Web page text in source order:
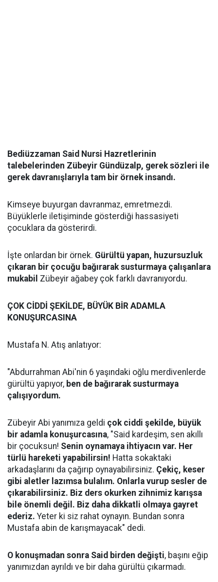
Bediüzzaman Said Nursi Hazretlerinin
talebelerinden Zübeyir Gündüzalp, gerek sözleri ile
gerek davranışlarıyla tam bir örnek insandı.
Kimseye buyurgan davranmaz, emretmezdi.
Büyüklerle iletişiminde gösterdiği hassasiyeti
çocuklara da gösterirdi.
İşte onlardan bir örnek. Gürültü yapan, huzursuzluk
çıkaran bir çocuğu bağırarak susturmaya çalışanlara
mukabil Zübeyir ağabey çok farklı davranıyordu.
ÇOK CİDDİ ŞEKİLDE, BÜYÜK BİR ADAMLA
KONUŞURCASINA
Mustafa N. Atış anlatıyor:
"Abdurrahman Abi'nin 6 yaşındaki oğlu merdivenlerde
gürültü yapıyor, ben de bağırarak susturmaya
çalışıyordum.
Zübeyir Abi yanımıza geldi çok ciddi şekilde, büyük
bir adamla konuşurcasına, "Said kardeşim, sen akıllı
bir çocuksun! Senin oynamaya ihtiyacın var. Her
türlü hareketi yapabilirsin! Hatta sokaktaki
arkadaşlarını da çağırıp oynayabilirsiniz. Çekiç, keser
gibi aletler lazımsa bulalım. Onlarla vurup sesler de
çıkarabilirsiniz. Biz ders okurken zihnimiz karışsa
bile önemli değil. Biz daha dikkatli olmaya gayret
ederiz. Yeter ki siz rahat oynayın. Bundan sonra
Mustafa abin de karışmayacak" dedi.
O konuşmadan sonra Said birden değişti, başını eğip
yanımızdan ayrıldı ve bir daha gürültü çıkarmadı.